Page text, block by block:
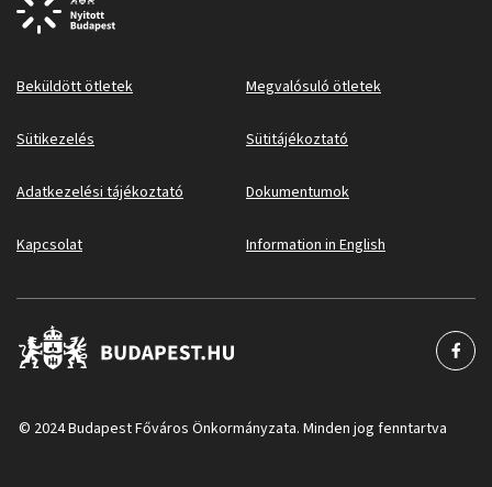
Beküldött ötletek Megvalósuló ötletek
Sütikezelés Sütitájékoztató
Adatkezelési tájékoztató Dokumentumok
Kapcsolat Information in English
© 2024 Budapest Főváros Önkormányzata. Minden jog fenntartva